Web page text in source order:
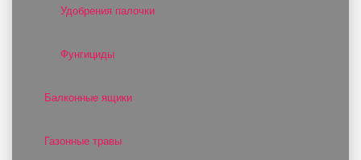
Удобрения палочки
Фунгициды
Балконные ящики
Газонные травы